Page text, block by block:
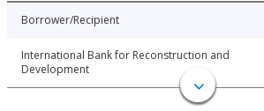
Borrower/Recipient
International Bank for Reconstruction and
Development